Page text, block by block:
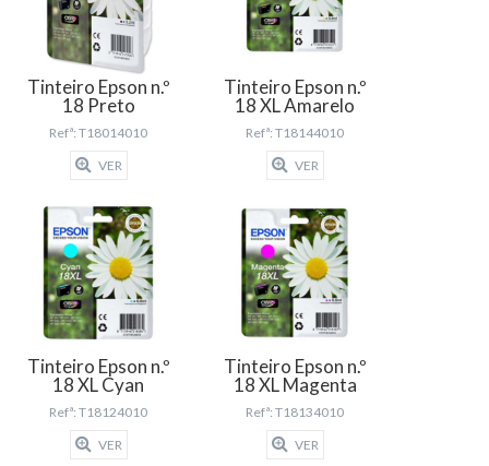
Tinteiro Epson n.º
18 Preto
Refª: T18014010
VER
Tinteiro Epson n.º
18 XL Amarelo
Refª: T18144010
VER
Tinteiro Epson n.º
18 XL Cyan
Refª: T18124010
VER
Tinteiro Epson n.º
18 XL Magenta
Refª: T18134010
VER